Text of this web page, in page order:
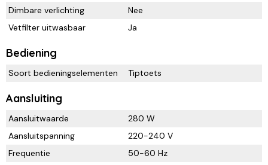
Dimbare verlichting
Nee
Vetfilter uitwasbaar
Ja
Bediening
Soort bedieningselementen Tiptoets
Aansluiting
Aansluitwaarde
280 W
Aansluitspanning
220-240 V
Frequentie
50-60 Hz